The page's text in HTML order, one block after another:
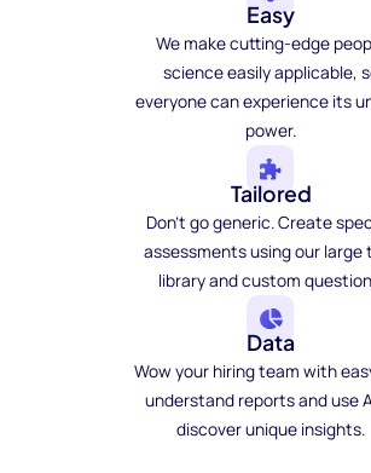
Easy
We make cutting-edge
science easily applicable,
everyone can experience its
power.
Tailored
Don't go generic. Create
assessments using our large
library and custom
Data
Wow your hiring team with
understand reports and use
discover unique insights.